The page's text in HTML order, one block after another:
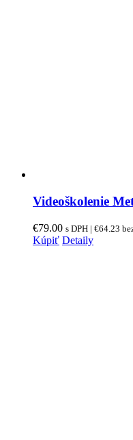
Videoškolenie
€79.00 s DPH | €64.23
Kúpiť Detaily